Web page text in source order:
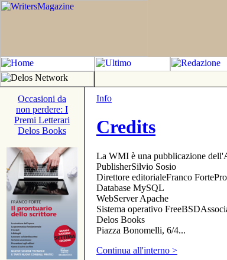
Occasioni da
non perdere: I
Premi Letterari
Delos Books
Info
Credits
La WMI è una pubblicazione
PublisherSilvio Sosio
Direttore editorialeFranco
Database MySQL
WebServer Apache
Sistema operativo
Delos Books
Piazza Bonomelli, 6/4...
Continua all'interno >